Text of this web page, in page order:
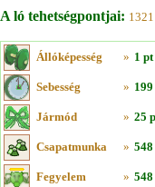
A ló tehetségpontjai:
Állóképesség » 1 pt
Sebesség »
Jármód » 25
Csapatmunka »
Fegyelem »